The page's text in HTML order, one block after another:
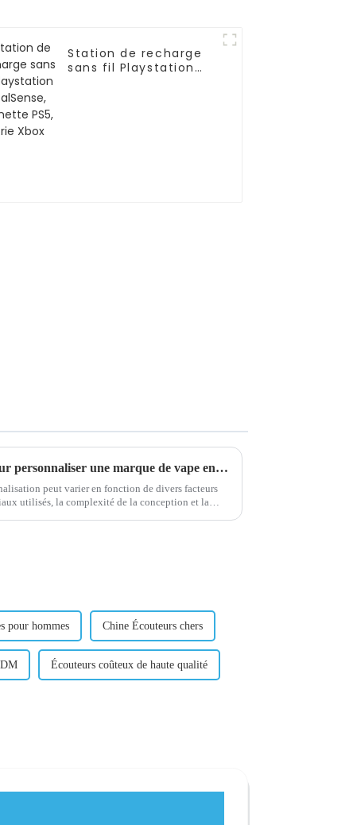
Station de recharge
sans fil Playstation
De quel budget ai-je besoin pour personnaliser une marque de vape en provenance de Chine
peut varier en fonction de divers facteurs
utilisés, la complexité de la conception et la
pour hommes Chine Écouteurs chers
Écouteurs coûteux de haute qualité